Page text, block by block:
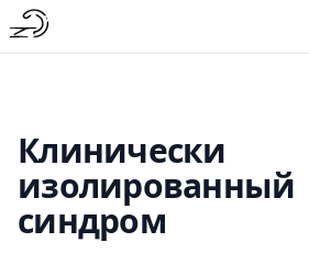
Клинически
изолированный
синдром